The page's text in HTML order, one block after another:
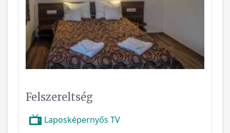
Felszereltség
Laposképernyős TV